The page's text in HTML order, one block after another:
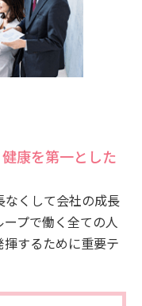
康を第一とした
くして会社の成長
プで働く全ての人
するために重要テ